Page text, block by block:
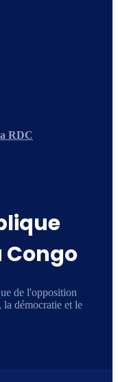
RDC
de l'opposition
démocratie et le